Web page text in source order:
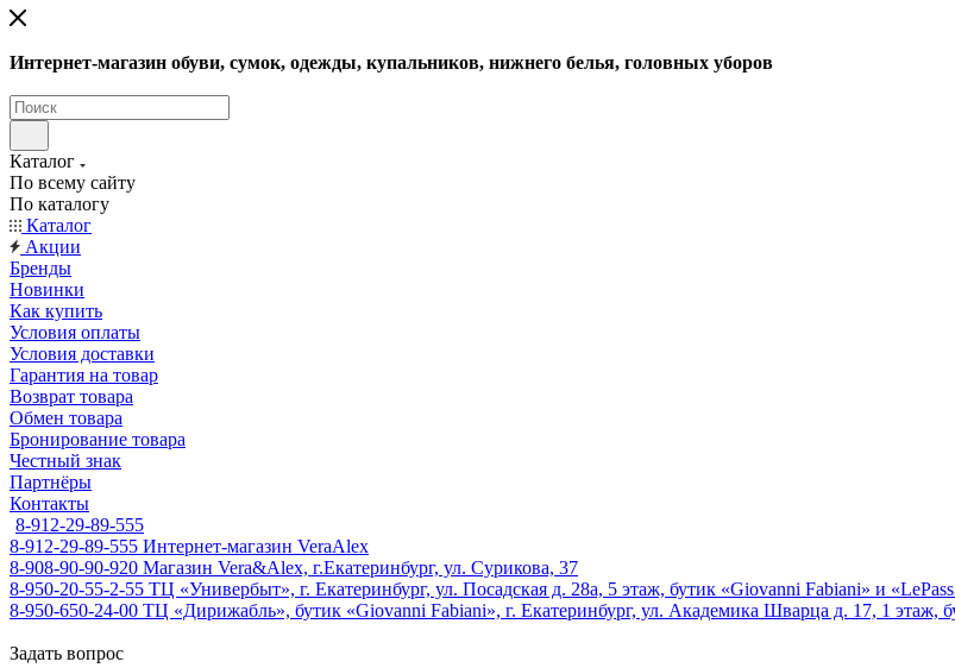
Интернет-магазин обуви, сумок, одежды, купальников, нижнего белья, головных уборов
Каталог
По всему сайту
По каталогу
Каталог
Акции
Бренды
Новинки
Как купить
Условия оплаты
Условия доставки
Гарантия на товар
Возврат товара
Обмен товара
Бронирование товара
Честный знак
Партнёры
Контакты
8-912-29-89-555
8-912-29-89-555 Интернет-магазин VeraAlex
8-908-90-90-920 Магазин Vera&Alex, г.Екатеринбург, ул. Сурикова, 37
8-950-20-55-2-55 ТЦ «Универбыт», г. Екатеринбург, ул. Посадская д. 28а, 5 этаж, бутик «Giovanni Fabiani» и
8-950-650-24-00 ТЦ «Дирижабль», бутик «Giovanni Fabiani», г. Екатеринбург, ул. Академика Шварца д. 17, 1 этаж,
Задать вопрос